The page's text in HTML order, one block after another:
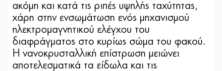
ακόμη και κατά τις ριπές υψηλής ταχύτητας,
χάρη στην ενσωμάτωση ενός μηχανισμού
ηλεκτρομαγνητικού ελέγχου του
διαφράγματος στο κυρίως σώμα του φακού.
Η νανοκρυσταλλική επίστρωση μειώνει
αποτελεσματικά τα είδωλα και τις